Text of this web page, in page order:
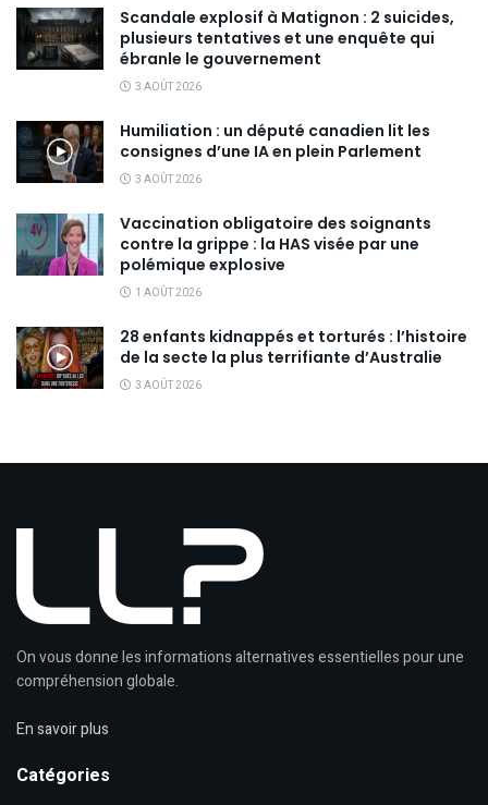
Scandale explosif à Matignon : 2 suicides,
plusieurs tentatives et une enquête qui
ébranle le gouvernement
3 AOÛT 2026
Humiliation : un député canadien lit les
consignes d’une IA en plein Parlement
3 AOÛT 2026
Vaccination obligatoire des soignants
contre la grippe : la HAS visée par une
polémique explosive
1 AOÛT 2026
28 enfants kidnappés et torturés : l’histoire
de la secte la plus terrifiante d’Australie
3 AOÛT 2026
On vous donne les informations alternatives essentielles pour une
compréhension globale.
En savoir plus
Catégories